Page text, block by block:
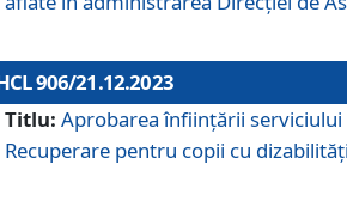
906/21.12.2023
Titlu: Aprobarea înființării serviciului
Recuperare pentru copii cu